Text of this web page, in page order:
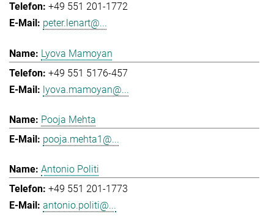
+49 551 201-1772
peter.lenart@...
Lyova Mamoyan
+49 551 5176-457
lyova.mamoyan@...
Pooja Mehta
pooja.mehta1@...
Antonio Politi
+49 551 201-1773
antonio.politi@...